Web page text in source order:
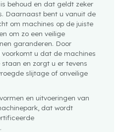
behoud en dat geldt zeker
Daarnaast bent u vanuit de
om machines op de juiste
om zo een veilige
garanderen. Door
u dat de machines
en zorgt u er tevens
slijtage of onveilige
en uitvoeringen van
dat wordt